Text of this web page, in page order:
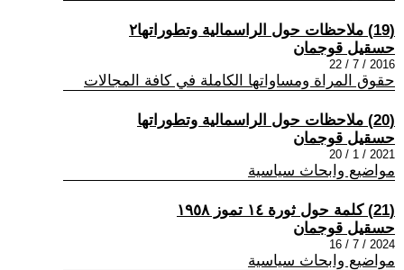
(19) ملاحظات حول الراسمالية وتطوراتها٢
حسقيل قوجمان
2016 / 7 / 22
حقوق المراة ومساواتها الكاملة في كافة المجالات
(20) ملاحظات حول الراسمالية وتطوراتها
حسقيل قوجمان
2021 / 1 / 20
مواضيع وابحاث سياسية
(21) كلمة حول ثورة ١٤ تموز ١٩٥٨
حسقيل قوجمان
2024 / 7 / 16
مواضيع وابحاث سياسية